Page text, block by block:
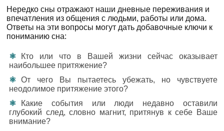
Нередко сны отражают наши дневные переживания и
впечатления из общения с людьми, работы или дома.
Ответы на эти вопросы могут дать добавочные ключи к
пониманию сна:
Кто или что в Вашей жизни сейчас оказывает
наибольшее притяжение?
От чего Вы пытаетесь убежать, но чувствуете
неодолимое притяжение этого?
Какие события или люди недавно оставили
глубокий след, словно магнит, притянув к себе Ваше
внимание?